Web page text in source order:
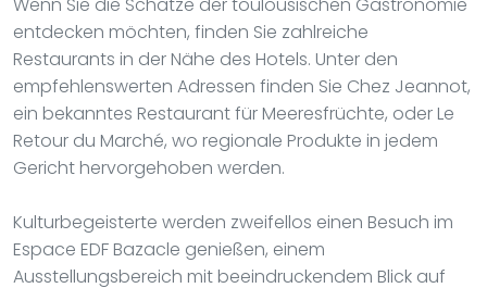
entdecken möchten, finden Sie zahlreiche
Restaurants in der Nähe des Hotels. Unter den
empfehlenswerten Adressen finden Sie Chez Jeannot,
ein bekanntes Restaurant für Meeresfrüchte, oder Le
Retour du Marché, wo regionale Produkte in jedem
Gericht hervorgehoben werden.
Kulturbegeisterte werden zweifellos einen Besuch im
Espace EDF Bazacle genießen, einem
Ausstellungsbereich mit beeindruckendem Blick auf